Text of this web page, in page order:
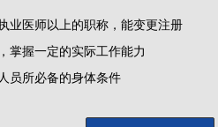
业医师以上的职称，能变更注册
掌握一定的实际工作能力
员所必备的身体条件